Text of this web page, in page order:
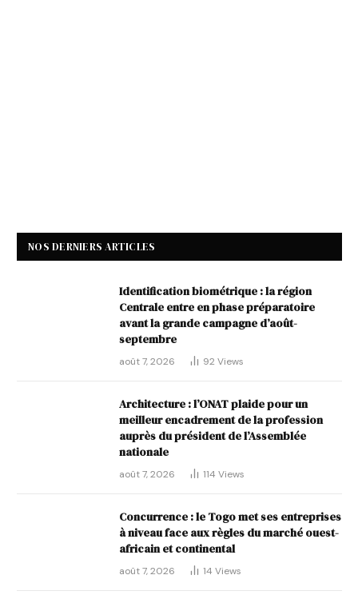
NOS DERNIERS ARTICLES
Identification biométrique : la région
Centrale entre en phase préparatoire
avant la grande campagne d’août-
septembre
août 7, 2026 92 Views
Architecture : l’ONAT plaide pour un
meilleur encadrement de la profession
auprès du président de l’Assemblée
nationale
août 7, 2026 114 Views
Concurrence : le Togo met ses entreprises
à niveau face aux règles du marché ouest-
africain et continental
août 7, 2026 14 Views